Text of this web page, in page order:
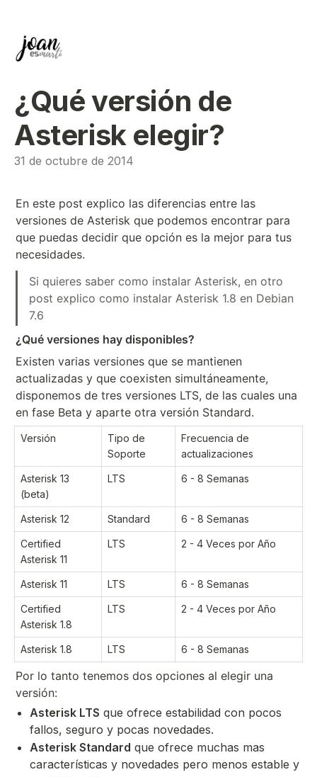
¿Qué versión de
Asterisk elegir?
31 de octubre de 2014
En este post explico las diferencias entre las
versiones de Asterisk que podemos encontrar para
que puedas decidir que opción es la mejor para tus
necesidades.
Si quieres saber como instalar Asterisk, en otro
post explico como instalar Asterisk 1.8 en Debian
7.6
¿Qué versiones hay disponibles?
Existen varias versiones que se mantienen
actualizadas y que coexisten simultáneamente,
disponemos de tres versiones LTS, de las cuales una
en fase Beta y aparte otra versión Standard.
Versión
Tipo de
Soporte
Frecuencia de
actualizaciones
Asterisk 13
(beta)
LTS 6 - 8 Semanas
Asterisk 12 Standard 6 - 8 Semanas
Certified
Asterisk 11
LTS 2 - 4 Veces por Año
Asterisk 11 LTS 6 - 8 Semanas
Certified
Asterisk 1.8
LTS 2 - 4 Veces por Año
Asterisk 1.8 LTS 6 - 8 Semanas
Por lo tanto tenemos dos opciones al elegir una
versión:
Asterisk LTS que ofrece estabilidad con pocos
fallos, seguro y pocas novedades.
Asterisk Standard que ofrece muchas mas
características y novedades pero menos estable y